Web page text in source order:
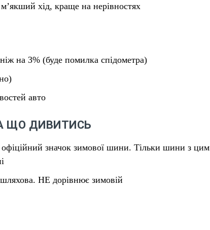
хід, краще на нерівностях
на 3% (буде помилка спідометра)
авто
ЩО ДИВИТИСЬ
значок зимової шини. Тільки шини з цим
НЕ дорівнює зимовій